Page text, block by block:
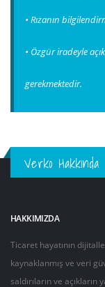
• Rızanın
• Özgür iradeyle
gerekmektedir.
Verko Hakkında
HAKKIMIZDA
Ticaret hayatının
kaynaklanmış ve veri
saldırıların ve